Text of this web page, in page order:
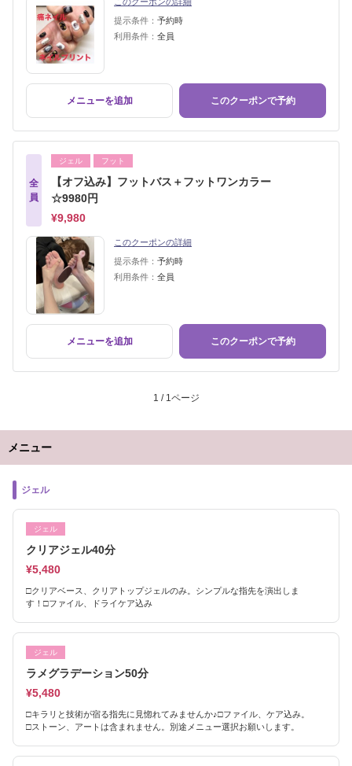
提示条件： 予約時
利用条件： 全員
メニューを追加 このクーポンで予約
全
員
ジェル フット
【オフ込み】フットバス＋フットワンカラー
☆9980円
¥9,980
このクーポンの詳細
提示条件： 予約時
利用条件： 全員
メニューを追加 このクーポンで予約
1 / 1ページ
メニュー
ジェル
ジェル
クリアジェル40分
¥5,480
□クリアベース、クリアトップジェルのみ。シンプルな指先を演出しま
す！□ファイル、ドライケア込み
ジェル
ラメグラデーション50分
¥5,480
□キラリと技術が宿る指先に見惚れてみませんか♪□ファイル、ケア込み。
□ストーン、アートは含まれません。別途メニュー選択お願いします。